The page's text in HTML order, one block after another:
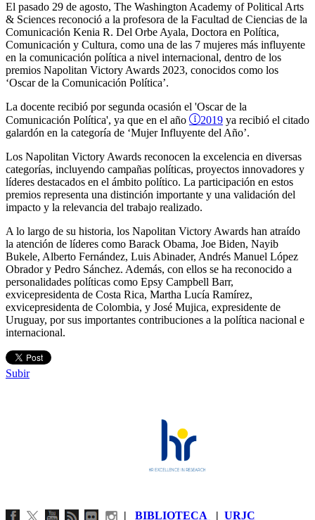
El pasado 29 de agosto, The Washington Academy of Political Arts
& Sciences reconoció a la profesora de la Facultad de Ciencias de la
Comunicación Kenia R. Del Orbe Ayala, Doctora en Política,
Comunicación y Cultura, como una de las 7 mujeres más influyente
en la comunicación política a nivel internacional, dentro de los
premios Napolitan Victory Awards 2023, conocidos como los
‘Oscar de la Comunicación Política’.
La docente recibió por segunda ocasión el 'Oscar de la
Comunicación Política', ya que en el año
2019 ya recibió el citado
galardón en la categoría de ‘Mujer Influyente del Año’.
Los Napolitan Victory Awards reconocen la excelencia en diversas
categorías, incluyendo campañas políticas, proyectos innovadores y
líderes destacados en el ámbito político. La participación en estos
premios representa una distinción importante y una validación del
impacto y la relevancia del trabajo realizado.
A lo largo de su historia, los Napolitan Victory Awards han atraído
la atención de líderes como Barack Obama, Joe Biden, Nayib
Bukele, Alberto Fernández, Luis Abinader, Andrés Manuel López
Obrador y Pedro Sánchez. Además, con ellos se ha reconocido a
personalidades políticas como Epsy Campbell Barr,
exvicepresidenta de Costa Rica, Martha Lucía Ramírez,
exvicepresidenta de Colombia, y José Mujica, expresidente de
Uruguay, por sus importantes contribuciones a la política nacional e
internacional.
Subir
| BIBLIOTECA | URJC